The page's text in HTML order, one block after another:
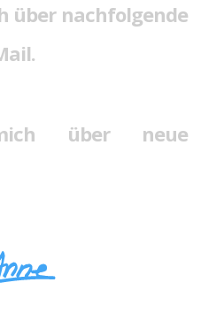
über nachfolgende
über neue